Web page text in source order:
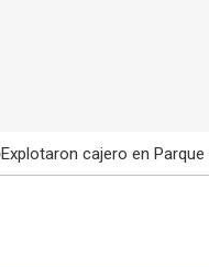
Explotaron cajero en